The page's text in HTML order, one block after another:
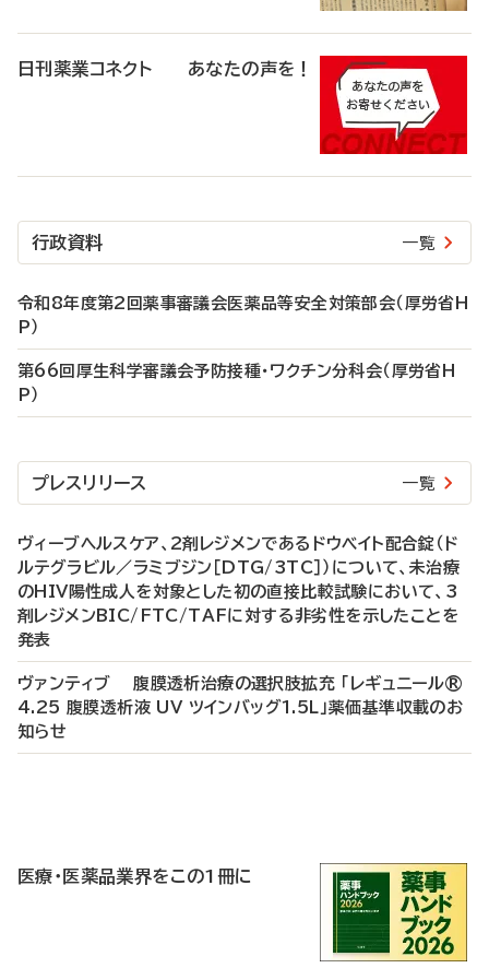
日刊薬業コネクト あなたの声を！
行政資料 一覧
令和8年度第2回薬事審議会医薬品等安全対策部会（厚労省H
P）
第66回厚生科学審議会予防接種・ワクチン分科会（厚労省H
P）
プレスリリース 一覧
ヴィーブヘルスケア、2剤レジメンであるドウベイト配合錠（ド
ルテグラビル／ラミブジン［DTG/3TC］）について、未治療
のHIV陽性成人を対象とした初の直接比較試験において、3
剤レジメンBIC/FTC/TAFに対する非劣性を示したことを
発表
ヴァンティブ 腹膜透析治療の選択肢拡充 「レギュニール®
4.25 腹膜透析液 UV ツインバッグ1.5L」薬価基準収載のお
知らせ
医療・医薬品業界をこの1冊に